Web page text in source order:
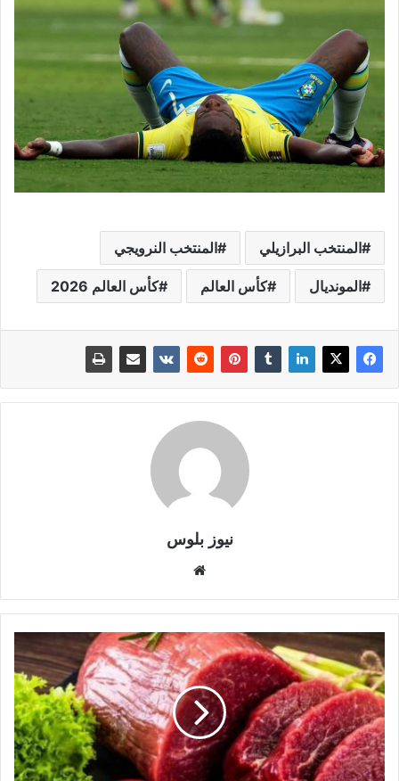
المنتخب البرازيلي المنتخب النرويجي
المونديال كأس العالم كأس العالم 2026
نيوز بلوس